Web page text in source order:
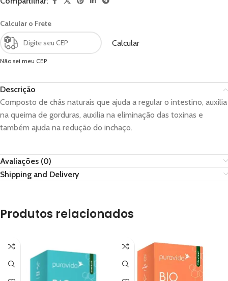
Calcular o Frete
Calcular
Não sei meu CEP
Descrição
Composto de chás naturais que ajuda a regular o intestino, auxilia
na queima de gorduras, auxilia na eliminação das toxinas e
também ajuda na redução do inchaço.
Avaliações (0)
Shipping and Delivery
Produtos relacionados